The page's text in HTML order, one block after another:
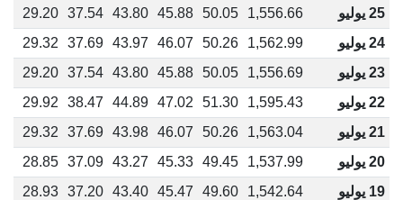
25 يوليو 1,556.66
50.05
45.88
43.80
37.54
29.20
24 يوليو
1,562.99
50.26
46.07
43.97
37.69
29.32
23 يوليو
1,556.69
50.05
45.88
43.80
37.54
29.20
22 يوليو
1,595.43
51.30
47.02
44.89
38.47
29.92
21 يوليو
1,563.04
50.26
46.07
43.98
37.69
29.32
20 يوليو
1,537.99
49.45
45.33
43.27
37.09
28.85
19 يوليو
1,542.64
49.60
45.47
43.40
37.20
28.93